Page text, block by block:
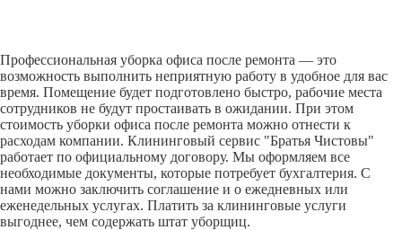
Профессиональная уборка офиса после ремонта — это
возможность выполнить неприятную работу в удобное для вас
время. Помещение будет подготовлено быстро, рабочие места
сотрудников не будут простаивать в ожидании. При этом
стоимость уборки офиса после ремонта можно отнести к
расходам компании. Клининговый сервис "Братья Чистовы"
работает по официальному договору. Мы оформляем все
необходимые документы, которые потребует бухгалтерия. С
нами можно заключить соглашение и о ежедневных или
еженедельных услугах. Платить за клининговые услуги
выгоднее, чем содержать штат уборщиц.